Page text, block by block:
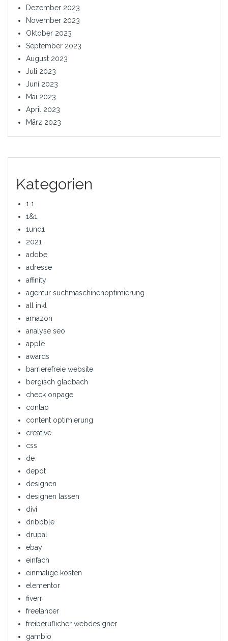
Dezember 2023
November 2023
Oktober 2023
September 2023
August 2023
Juli 2023
Juni 2023
Mai 2023
April 2023
März 2023
Kategorien
1 1
1&1
1und1
2021
adobe
adresse
affinity
agentur suchmaschinenoptimierung
all inkl
amazon
analyse seo
apple
awards
barrierefreie website
bergisch gladbach
check onpage
contao
content optimierung
creative
css
de
depot
designen
designen lassen
divi
dribbble
drupal
ebay
einfach
einmalige kosten
elementor
fiverr
freelancer
freiberuflicher webdesigner
gambio